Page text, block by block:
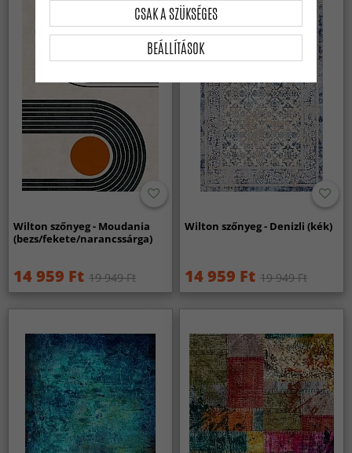
Wilton szőnyeg - Moudania
(bezs/fekete/narancssárga)
14 959 Ft 19 949 Ft
Wilton szőnyeg - Denizli (kék)
14 959 Ft 19 949 Ft
BEÁLLÍTÁSOK
CSAK A SZÜKSÉGES